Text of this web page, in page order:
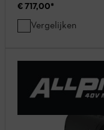
€ 717,00*
Vergelijken